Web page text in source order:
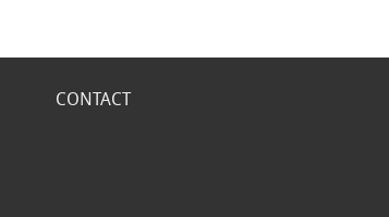
CONTACT